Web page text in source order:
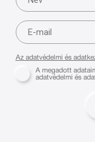
Az adatvédelmi és
A megadott